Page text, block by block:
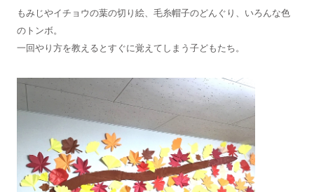
もみじやイチョウの葉の切り絵、毛糸帽子のどんぐり、いろんな色
のトンボ。
一回やり方を教えるとすぐに覚えてしまう子どもたち。